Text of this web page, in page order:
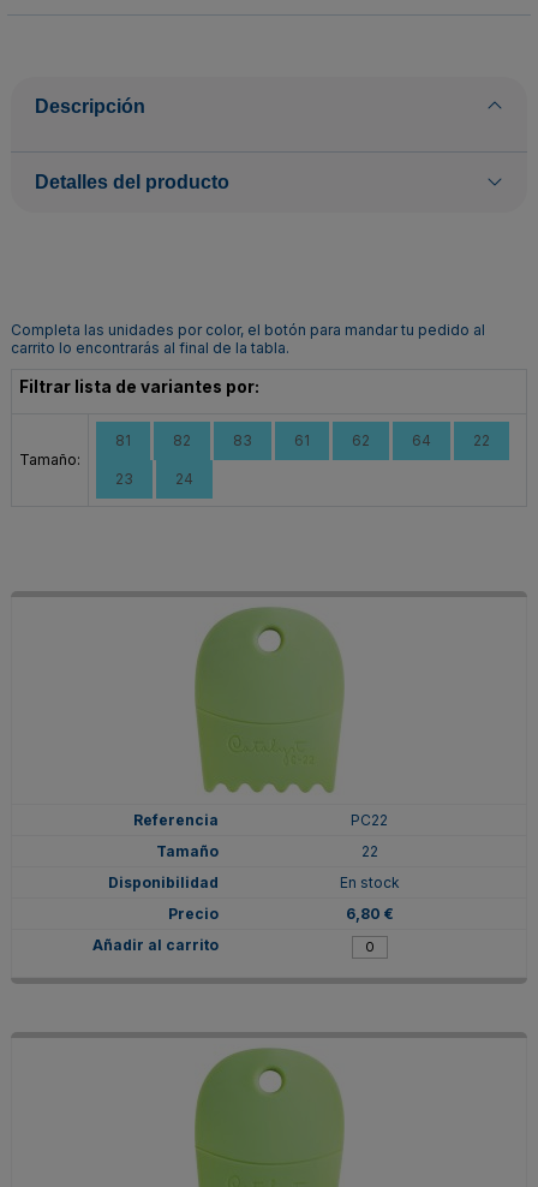
Descripción
Detalles del producto
Completa las unidades por color, el botón para mandar tu pedido al
carrito lo encontrarás al final de la tabla.
Filtrar lista de variantes por:
Tamaño:
81 82 83 61 62 64 22
23 24
PC22
22
En stock
6,80 €